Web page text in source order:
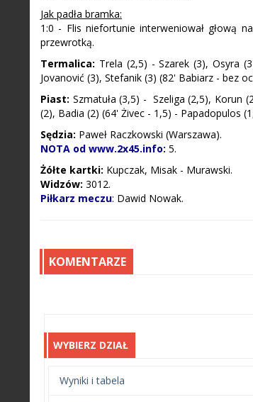
Jak padła bramka:
1:0 - Flis niefortunie interweniował głową
przewrotką.
Termalica: Trela (2,5) - Szarek (3), Osyra
Jovanović (3), Stefanik (3) (82' Babiarz - bez
Piast: Szmatuła (3,5) - Szeliga (2,5), Korun
(2), Badia (2) (64' Żivec - 1,5) - Papadopulos
Sędzia: Paweł Raczkowski (Warszawa).
NOTA od www.2x45.info: 5.
Żółte kartki: Kupczak, Misak - Murawski.
Widzów: 3012.
Piłkarz meczu: Dawid Nowak.
KOMENTARZE
WYBIERZ DZIAŁ
Wyniki i tabela